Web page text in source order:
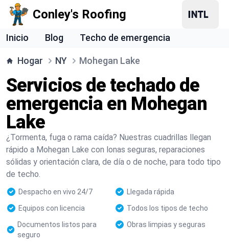
Conley's Roofing
Inicio Blog Techo de emergencia
Hogar NY Mohegan Lake
Servicios de techado de
emergencia en Mohegan
Lake
¿Tormenta, fuga o rama caída? Nuestras cuadrillas llegan
rápido a Mohegan Lake con lonas seguras, reparaciones
sólidas y orientación clara, de día o de noche, para todo tipo
de techo.
Despacho en vivo 24/7
Llegada rápida
Equipos con licencia
Todos los tipos de techo
Documentos listos para
seguro
Obras limpias y seguras